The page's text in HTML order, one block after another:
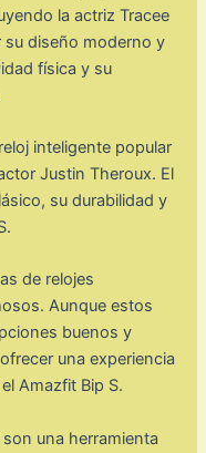
la actriz Tracee
su diseño moderno y
física y su
inteligente popular
Justin Theroux. El
su durabilidad y
de relojes
Aunque estos
buenos y
una experiencia
Amazfit Bip S.
una herramienta